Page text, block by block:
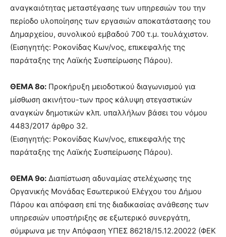
αναγκαιότητας μεταστέγασης των υπηρεσιών του την
περίοδο υλοποίησης των εργασιών αποκατάστασης του
Δημαρχείου, συνολικού εμβαδού 700 τ.μ. τουλάχιστον.
(Εισηγητής: Ροκονίδας Κων/νος, επικεφαλής της
παράταξης της Λαϊκής Συσπείρωσης Πάρου).
ΘΕΜΑ 8ο: Προκήρυξη μειοδοτικού διαγωνισμού για
μίσθωση ακινήτου-των προς κάλυψη στεγαστικών
αναγκών δημοτικών κλπ. υπαλλήλων βάσει του νόμου
4483/2017 άρθρο 32.
(Εισηγητής: Ροκονίδας Κων/νος, επικεφαλής της
παράταξης της Λαϊκής Συσπείρωσης Πάρου).
ΘΕΜΑ 9ο: Διαπίστωση αδυναμίας στελέχωσης της
Οργανικής Μονάδας Εσωτερικού Ελέγχου του Δήμου
Πάρου και απόφαση επί της διαδικασίας ανάθεσης των
υπηρεσιών υποστήριξης σε εξωτερικό συνεργάτη,
σύμφωνα με την Απόφαση ΥΠΕΣ 86218/15.12.20022 (ΦΕΚ